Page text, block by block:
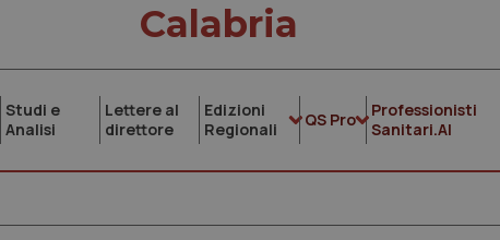
Calabria
Studi e
Analisi
Lettere al
direttore
Edizioni
Regionali
QS Pro
Professionisti
Sanitari.AI